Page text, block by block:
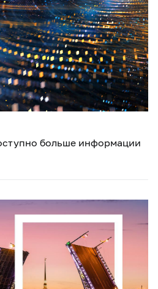
больше информации